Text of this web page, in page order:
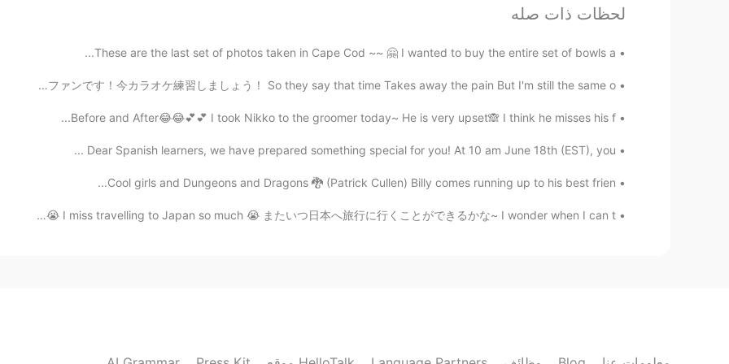
EN
JP
おめでとうございます🙏
EN
JP
おめでとう！！パチパチ！ そんなにたくさんの人をどうやって管理していますか？！w す
げ... 多くのメッセージと注意が圧倒されるかもしれませんね...頑張って！
لحظات ذات صله
These are the last set of photos taken in Cape Cod ~~ 🤗 I wanted to buy the entire set of bowls a...
ONEOKROCK大ファンです！今カラオケ練習しましょう！ So they say that time Takes away the pain But I'm still the same o...
Before and After😂😂💕💕 I took Nikko to the groomer today~ He is very upset🙈 I think he misses his f...
Dear Spanish learners, we have prepared something special for you! At 10 am June 18th (EST), you ...
Cool girls and Dungeons and Dragons 🐉 (Patrick Cullen) Billy comes running up to his best frien...
日本へ旅行が恋しすぎるれです😭 I miss travelling to Japan so much 😭 またいつ日本へ旅行に行くことができるかな~ I wonder when I can t...